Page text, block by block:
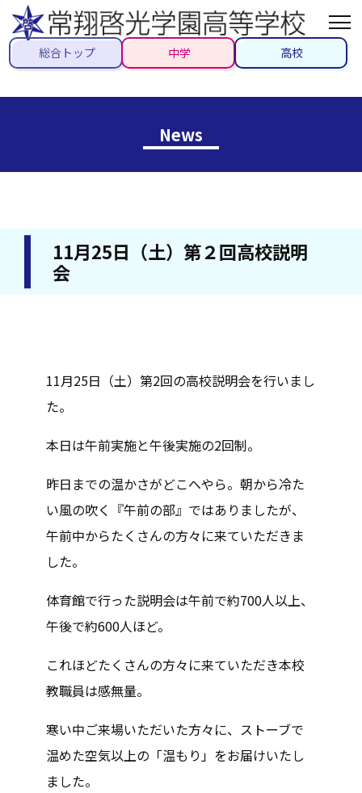
総合トップ 中学 高校
News
11月25日（土）第２回高校説明
会
11月25日（土）第2回の高校説明会を行いまし
た。
本日は午前実施と午後実施の2回制。
昨日までの温かさがどこへやら。朝から冷た
い風の吹く『午前の部』ではありましたが、
午前中からたくさんの方々に来ていただきま
した。
体育館で行った説明会は午前で約700人以上、
午後で約600人ほど。
これほどたくさんの方々に来ていただき本校
教職員は感無量。
寒い中ご来場いただいた方々に、ストーブで
温めた空気以上の「温もり」をお届けいたし
ました。